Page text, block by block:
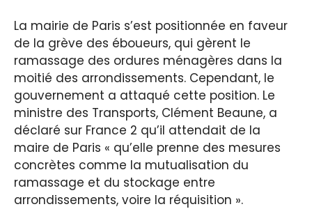
La mairie de Paris s’est positionnée en faveur
de la grève des éboueurs, qui gèrent le
ramassage des ordures ménagères dans la
moitié des arrondissements. Cependant, le
gouvernement a attaqué cette position. Le
ministre des Transports, Clément Beaune, a
déclaré sur France 2 qu’il attendait de la
maire de Paris « qu’elle prenne des mesures
concrètes comme la mutualisation du
ramassage et du stockage entre
arrondissements, voire la réquisition ».